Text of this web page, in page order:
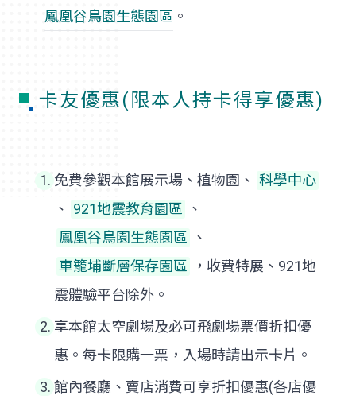
鳳凰谷鳥園生態園區 。
卡友優惠(限本人持卡得享優惠)
免費參觀本館展示場、植物園、 科學中心
、
921地震教育園區
、
鳳凰谷鳥園生態園區
、
車籠埔斷層保存園區
，收費特展、921地
震體驗平台除外。
享本館太空劇場及必可飛劇場票價折扣優
惠。每卡限購一票，入場時請出示卡片。
館內餐廳、賣店消費可享折扣優惠(各店優